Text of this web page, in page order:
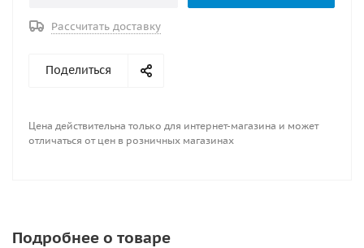
Рассчитать доставку
Поделиться
Цена действительна только для интернет-магазина и может
отличаться от цен в розничных магазинах
Подробнее о товаре